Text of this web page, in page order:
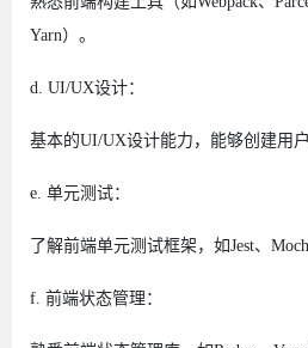
Yarn）。
d. UI/UX设计：
基本的UI/UX设计能力，能够创建用
e. 单元测试：
了解前端单元测试框架，如Jest、
f. 前端状态管理：